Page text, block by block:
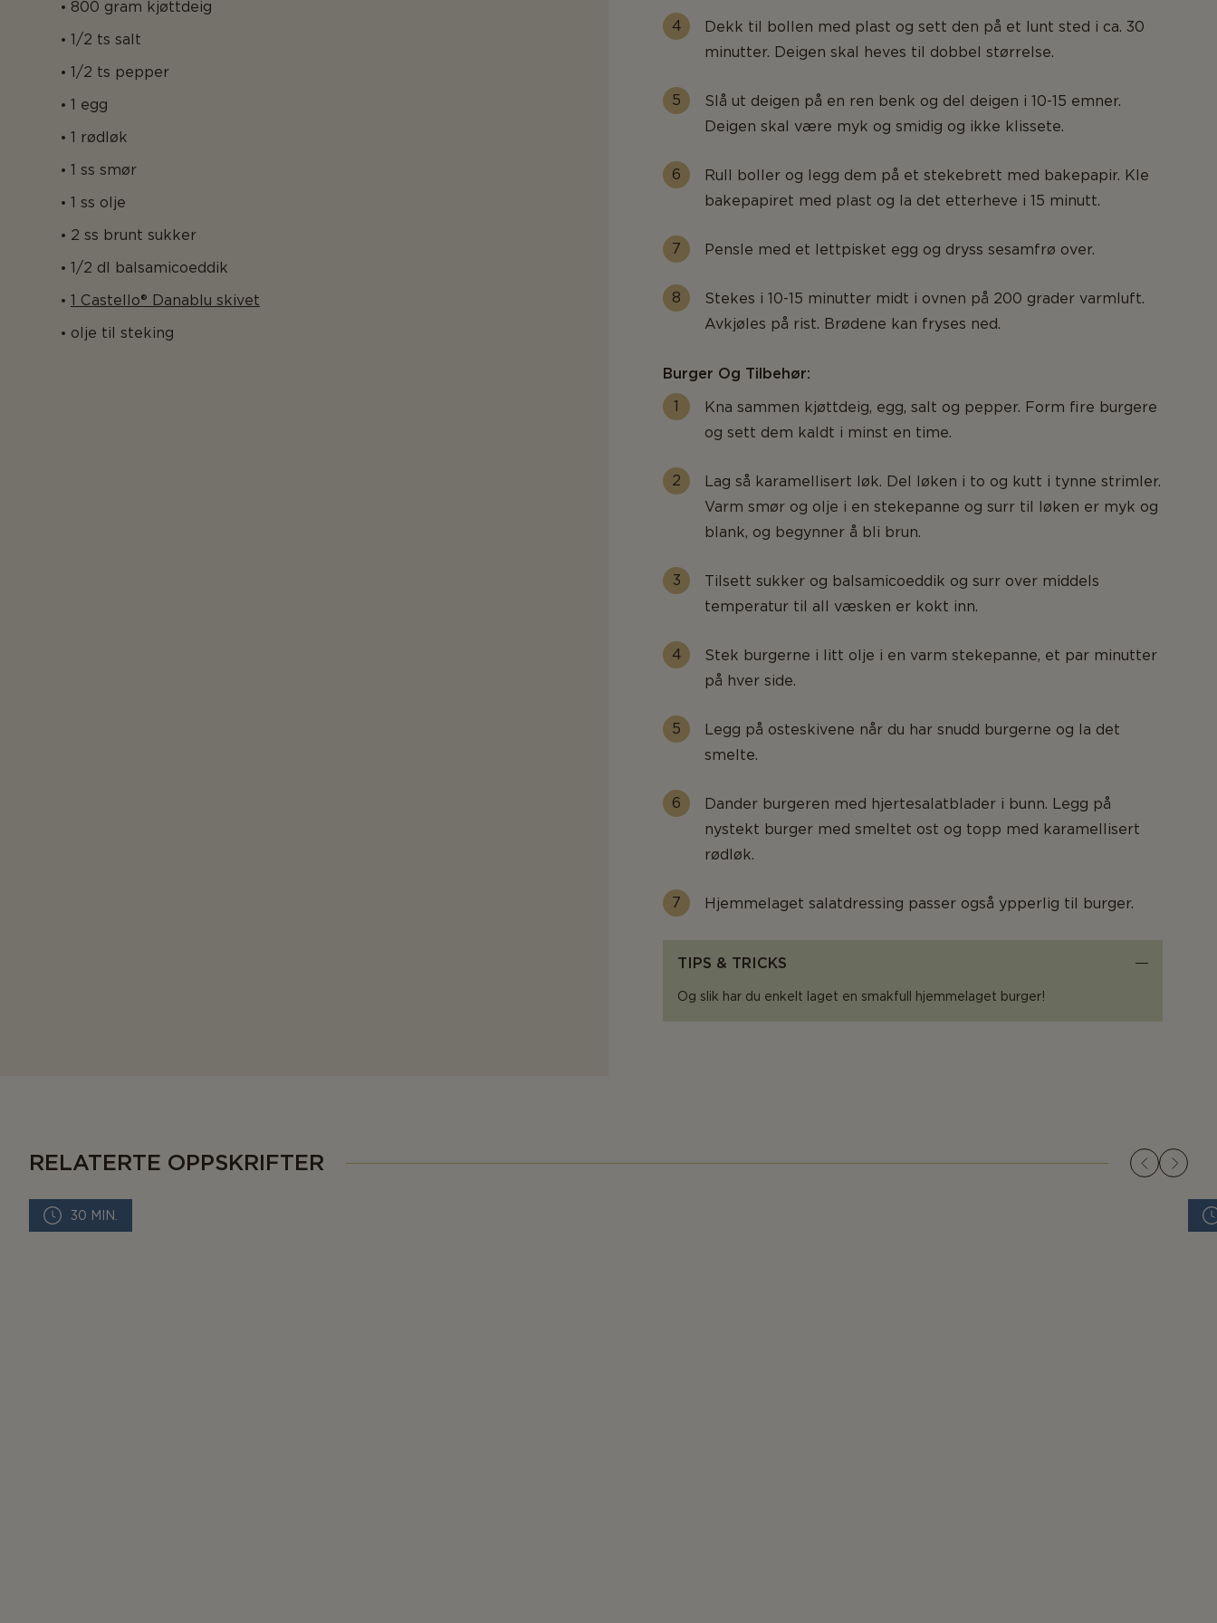
800 gram kjøttdeig
1/2 ts salt
1/2 ts pepper
1 egg
1 rødløk
1 ss smør
1 ss olje
2 ss brunt sukker
1/2 dl balsamicoeddik
1 Castello® Danablu skivet
olje til steking
Dekk til bollen med plast og sett den på et lunt sted i ca. 30
minutter. Deigen skal heves til dobbel størrelse.
Slå ut deigen på en ren benk og del deigen i 10-15 emner.
Deigen skal være myk og smidig og ikke klissete.
Rull boller og legg dem på et stekebrett med bakepapir. Kle
bakepapiret med plast og la det etterheve i 15 minutt.
Pensle med et lettpisket egg og dryss sesamfrø over.
Stekes i 10-15 minutter midt i ovnen på 200 grader varmluft.
Avkjøles på rist. Brødene kan fryses ned.
Burger Og Tilbehør:
Kna sammen kjøttdeig, egg, salt og pepper. Form fire burgere
og sett dem kaldt i minst en time.
Lag så karamellisert løk. Del løken i to og kutt i tynne strimler.
Varm smør og olje i en stekepanne og surr til løken er myk og
blank, og begynner å bli brun.
Tilsett sukker og balsamicoeddik og surr over middels
temperatur til all væsken er kokt inn.
Stek burgerne i litt olje i en varm stekepanne, et par minutter
på hver side.
Legg på osteskivene når du har snudd burgerne og la det
smelte.
Dander burgeren med hjertesalatblader i bunn. Legg på
nystekt burger med smeltet ost og topp med karamellisert
rødløk.
Hjemmelaget salatdressing passer også ypperlig til burger.
TIPS & TRICKS
Og slik har du enkelt laget en smakfull hjemmelaget burger!
RELATERTE OPPSKRIFTER
30 MIN.